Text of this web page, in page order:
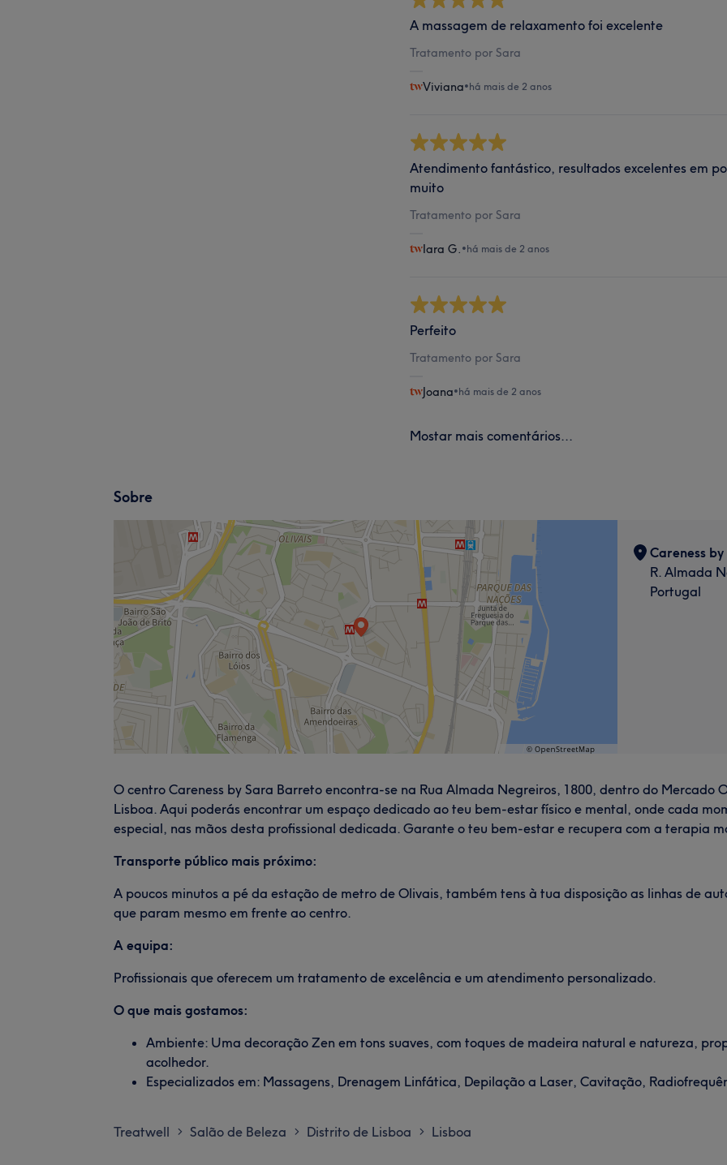
A massagem de relaxamento foi excelente
Tratamento por Sara
Viviana•há mais de 2 anos
Atendimento fantástico, resultados excelentes em
muito
Tratamento por Sara
Iara G. •há mais de 2 anos
Perfeito
Tratamento por Sara
Joana•há mais de 2 anos
Mostar mais comentários...
Sobre
Careness
R. Almada
Portugal
O centro Careness by Sara Barreto encontra-se na Rua Almada Negreiros, 1800, dentro do Mercado
Lisboa. Aqui poderás encontrar um espaço dedicado ao teu bem-estar físico e mental, onde cada
especial, nas mãos desta profissional dedicada. Garante o teu bem-estar e recupera com a terapia
Transporte público mais próximo:
A poucos minutos a pé da estação de metro de Olivais, também tens à tua disposição as linhas de
que param mesmo em frente ao centro.
A equipa:
Profissionais que oferecem um tratamento de excelência e um atendimento personalizado.
O que mais gostamos:
Ambiente: Uma decoração Zen em tons suaves, com toques de madeira natural e natureza,
acolhedor.
Especializados em: Massagens, Drenagem Linfática, Depilação a Laser, Cavitação,
Treatwell > Salão de Beleza > Distrito de Lisboa > Lisboa